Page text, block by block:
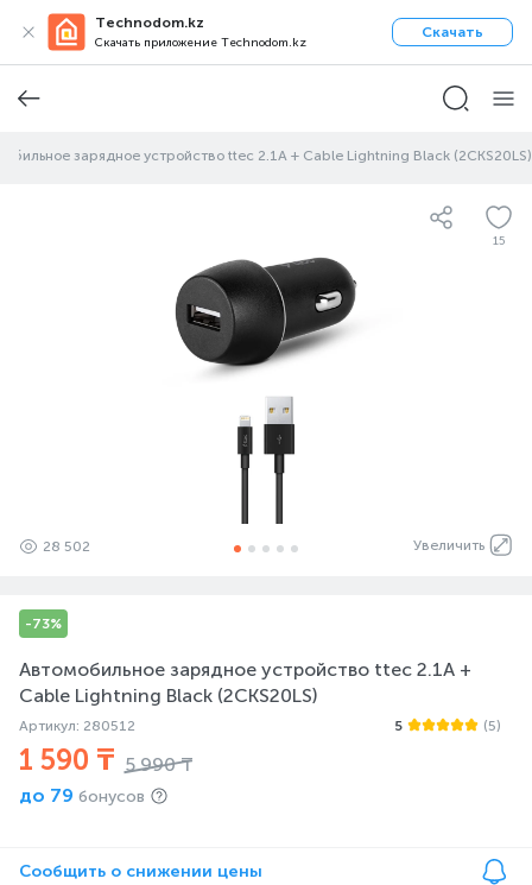
Technodom.kz
Скачать приложение Technodom.kz
Скачать
зарядное устройство ttec 2.1A + Cable Lightning Black (2CKS20LS)
15
Увеличить
28 502
-73%
Автомобильное зарядное устройство ttec 2.1A +
Cable Lightning Black (2CKS20LS)
Артикул: 280512 5 (5)
1 590 ₸ 5 990 ₸
до 79 бонусов
Сообщить о снижении цены